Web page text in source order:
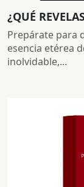
¿QUÉ
Prepárate para
esencia etérea
inolvidable,...